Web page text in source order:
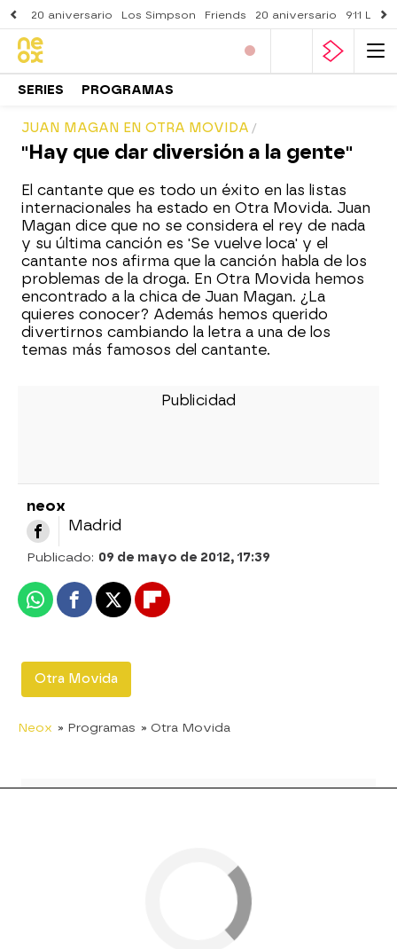
20 aniversario Los Simpson Friends 20 aniversario 911
SERIES PROGRAMAS
JUAN MAGAN EN OTRA MOVIDA
"Hay que dar diversión a la gente"
El cantante que es todo un éxito en las listas
internacionales ha estado en Otra Movida. Juan
Magan dice que no se considera el rey de nada
y su última canción es 'Se vuelve loca' y el
cantante nos afirma que la canción habla de los
problemas de la droga. En Otra Movida hemos
encontrado a la chica de Juan Magan. ¿La
quieres conocer? Además hemos querido
divertirnos cambiando la letra a una de los
temas más famosos del cantante.
neox
Madrid
Publicado: 09 de mayo de 2012, 17:39
WhatsappFacebook
X Flipboard
Otra Movida
Neox » Programas » Otra Movida